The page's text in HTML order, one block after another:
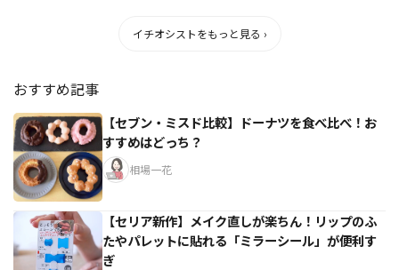
イチオシストをもっと見る ›
おすすめ記事
【セブン・ミスド比較】ドーナツを食べ比べ！お
すすめはどっち？
相場一花
【セリア新作】メイク直しが楽ちん！リップのふ
たやパレットに貼れる「ミラーシール」が便利す
ぎ